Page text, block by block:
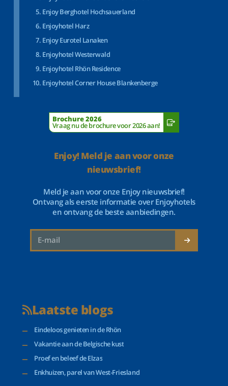
Enjoy Berghotel Hochsauerland
Enjoyhotel Harz
Enjoy Eurotel Lanaken
Enjoyhotel Westerwald
Enjoyhotel Rhön Residence
Enjoyhotel Corner House Blankenberge
Brochure 2026
Vraag nu de brochure voor 2026 aan!
Enjoy! Meld je aan voor onze
nieuwsbrief!
Meld je aan voor onze Enjoy nieuwsbrief!
Ontvang als eerste informatie over Enjoyhotels
en ontvang de beste aanbiedingen.
Laatste blogs
Eindeloos genieten in de Rhön
Vakantie aan de Belgische kust
Proef en beleef de Elzas
Enkhuizen, parel van West-Friesland